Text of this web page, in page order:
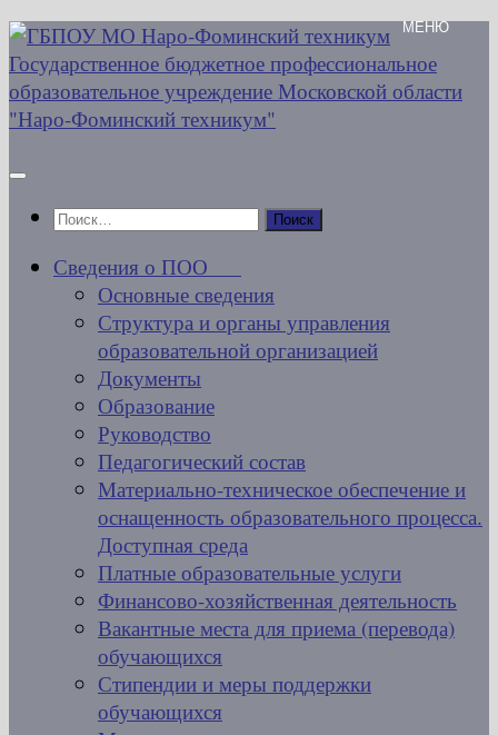
Перейти
к
содержимому
Найти:
Сведения о ПОО
Основные сведения
Структура и органы управления
образовательной организацией
Документы
Образование
Руководство
Педагогический состав
Материально-техническое обеспечение и
оснащенность образовательного процесса.
Доступная среда
Платные образовательные услуги
Финансово-хозяйственная деятельность
Вакантные места для приема (перевода)
обучающихся
Стипендии и меры поддержки
обучающихся